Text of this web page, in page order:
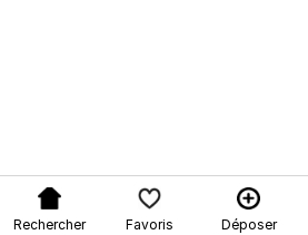
Rechercher Favoris Déposer